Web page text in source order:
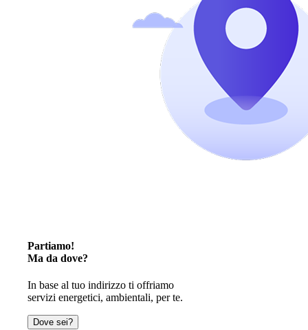
Partiamo!
Ma da dove?
In base al tuo indirizzo ti offriamo
servizi energetici, ambientali, per te.
Dove sei?